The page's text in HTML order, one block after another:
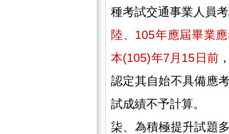
種考試交通事業人員
陸、105年應屆畢業
本(105)年7月15日前
認定其自始不具備應
試成績不予計算。
柒、為積極提升試題